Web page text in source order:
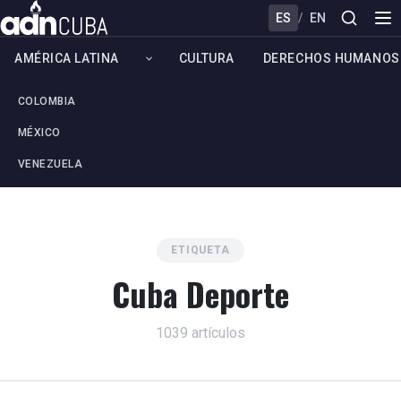
ES / EN
AMÉRICA LATINA
COLOMBIA
MÉXICO
VENEZUELA
CULTURA DERECHOS HUMANOS
ETIQUETA
Cuba Deporte
1039 artículos